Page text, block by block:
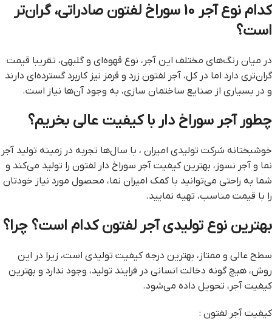
کدام نوع آجر 10 سوراخ لفتون صادراتی، گران‌تر
است؟
در میان رنگ‌های مختلف این آجر، نوع قهوه‌ای و گلبهی، تقریبا قیمت
گران‌تری دارد اما در کل، آجر لفتون زرد و قرمز نیز کاربرد گسترده‌ای دارند
و در بسیاری از صنایع ساختمان سازی، به وجود آن‌ها نیاز است.
چطور آجر سوراخ دار با کیفیت عالی بخریم؟
خوشبختانه شرکت تولیدی امیران ، با سال‌ها تجربه در زمینه تولید آجر
نما و آجر نسوز، بهترین کیفیت آجر سوراخ دار لفتون را تولید می‌کند و
شما به راحتی می‌توانید با کمک امیران نما، محصول مورد نیاز خودتان
را با قیمت مناسب، تهیه نمایید.
بهترین نوع تولیدی آجر لفتون کدام است؟ چرا؟
سطح عالی و ممتاز، بهترین درجه کیفیت تولیدی است، زیرا در این
روش، هیچ گونه دخالت انسانی در فرایند تولید، وجود ندارد و بهترین
کیفیت آجر، تحویل داده می‌شود.
کیفیت آجر لفتون :